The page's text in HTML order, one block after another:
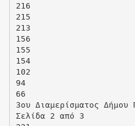
216
215
213
156
155
154
102
94
66
3ου Διαμερίσματος Δήμου
Σελίδα 2 από 3